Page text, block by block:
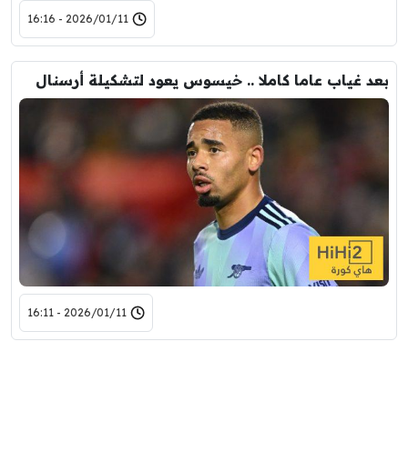
2026/01/11 - 16:16
بعد غياب عاما كاملا .. خيسوس يعود لتشكيلة أرسنال
2026/01/11 - 16:11